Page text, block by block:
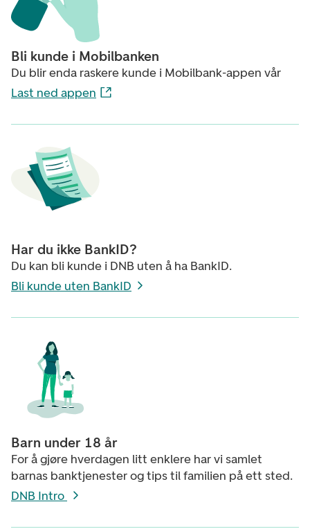
Bli kunde i Mobilbanken
Du blir enda raskere kunde i Mobilbank-appen vår
Last ned appen
Har du ikke BankID?
Du kan bli kunde i DNB uten å ha BankID.
Bli kunde uten BankID
Barn under 18 år
For å gjøre hverdagen litt enklere har vi samlet
barnas banktjenester og tips til familien på ett sted.
DNB Intro